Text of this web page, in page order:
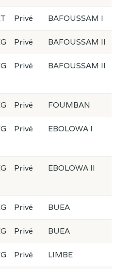
Privé BAFOUSSAM I
Privé BAFOUSSAM II
Privé BAFOUSSAM II
Privé FOUMBAN
Privé EBOLOWA I
Privé EBOLOWA II
Privé BUEA
Privé BUEA
Privé LIMBE